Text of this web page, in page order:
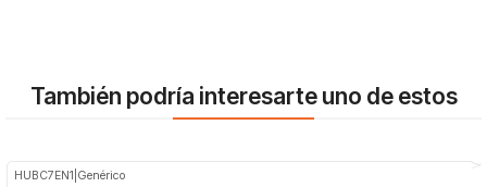
También podría interesarte uno de estos
HUBC7EN1 Genérico